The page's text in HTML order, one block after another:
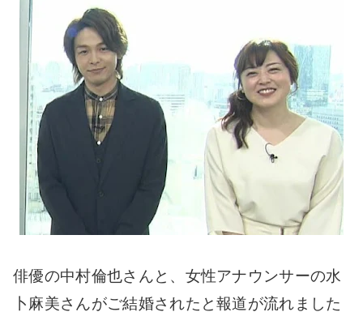
俳優の中村倫也さんと、女性アナウンサーの水
卜麻美さんがご結婚されたと報道が流れました